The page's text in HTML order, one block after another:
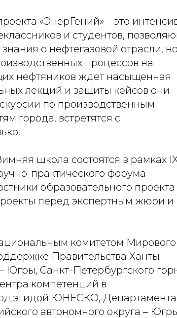
«ЭнерГений» – это
и студентов,
о нефтегазовой отрасли,
процессов на
нефтяников ждет насыщенная
лекций и защиты кейсов они
по производственным
города, встретятся с
школа состоятся в рамках
практического форума
образовательного проекта
перед экспертным жюри и
комитетом Мирового
Правительства Ханты-
Югры, Санкт-Петербургского
компетенций в
эгидой ЮНЕСКО, Департамента
автономного округа –